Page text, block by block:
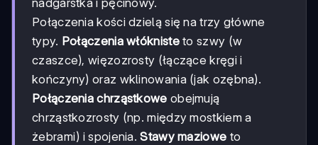
nadgarstka i pęcinowy.
Połączenia kości dzielą się na trzy główne
typy. Połączenia włóknisteto szwy (w
czaszce), więzozrosty (łączące kręgi i
kończyny) oraz wklinowania (jak ozębna).
Połączenia chrząstkowe obejmują
chrząstkozrosty (np. między mostkiem a
żebrami) i spojenia.Stawy maziowe to